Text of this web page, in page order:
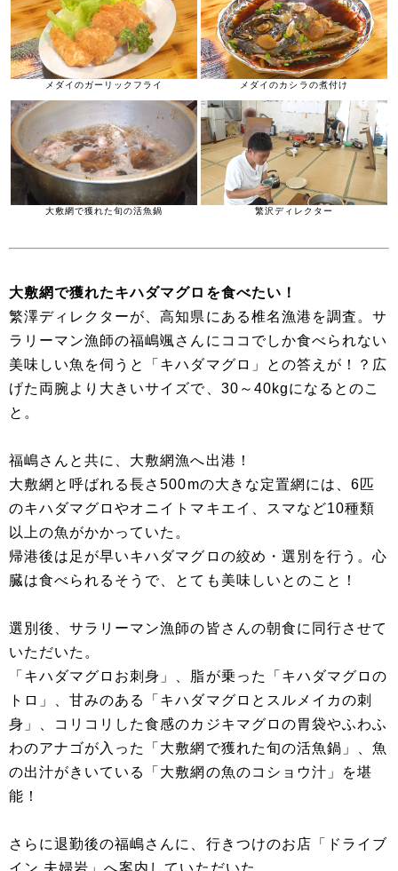
メダイのガーリックフライ メダイのカシラの煮付け
大敷網で獲れた旬の活魚鍋 繁沢ディレクター
大敷網で獲れたキハダマグロを食べたい！
繁澤ディレクターが、高知県にある椎名漁港を調査。サ
ラリーマン漁師の福嶋颯さんにココでしか食べられない
美味しい魚を伺うと「キハダマグロ」との答えが！？広
げた両腕より大きいサイズで、30～40kgになるとのこ
と。
福嶋さんと共に、大敷網漁へ出港！
大敷網と呼ばれる長さ500mの大きな定置網には、6匹
のキハダマグロやオニイトマキエイ、スマなど10種類
以上の魚がかかっていた。
帰港後は足が早いキハダマグロの絞め・選別を行う。心
臓は食べられるそうで、とても美味しいとのこと！
選別後、サラリーマン漁師の皆さんの朝食に同行させて
いただいた。
「キハダマグロお刺身」、脂が乗った「キハダマグロの
トロ」、甘みのある「キハダマグロとスルメイカの刺
身」、コリコリした食感のカジキマグロの胃袋やふわふ
わのアナゴが入った「大敷網で獲れた旬の活魚鍋」、魚
の出汁がきいている「大敷網の魚のコショウ汁」を堪
能！
さらに退勤後の福嶋さんに、行きつけのお店「ドライブ